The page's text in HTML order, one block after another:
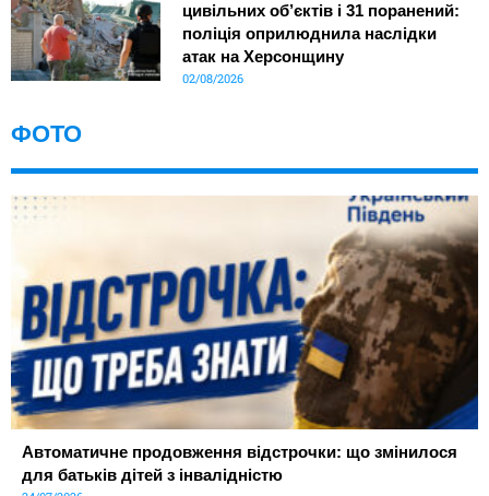
цивільних об’єктів і 31 поранений:
поліція оприлюднила наслідки
атак на Херсонщину
02/08/2026
ФОТО
Автоматичне продовження відстрочки: що змінилося
для батьків дітей з інвалідністю